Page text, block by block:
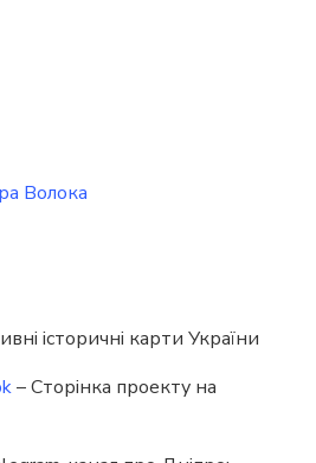
Волока
історичні карти України
– Сторінка проекту на